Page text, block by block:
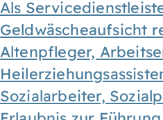
Als
Geldwäscheaufsicht
Altenpfleger,
Sozialarbeiter,